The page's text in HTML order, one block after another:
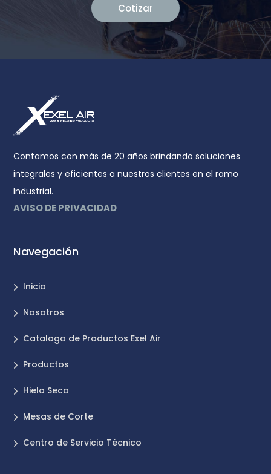
Cotizar
Contamos con más de 20 años brindando soluciones
integrales y eficientes a nuestros clientes en el ramo
Industrial.
AVISO DE PRIVACIDAD
Navegación
Inicio
Nosotros
Catalogo de Productos Exel Air
Productos
Hielo Seco
Mesas de Corte
Centro de Servicio Técnico